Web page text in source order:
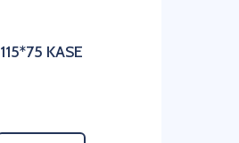
115*75 KASE